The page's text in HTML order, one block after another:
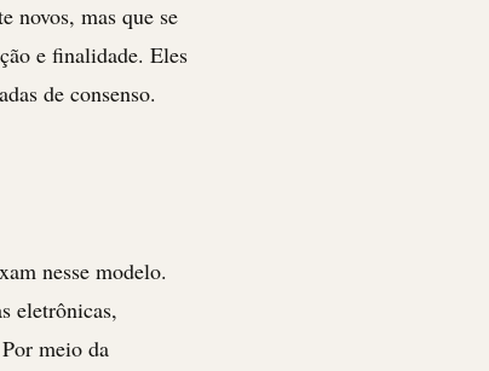
novos, mas que se
e finalidade. Eles
de consenso.
nesse modelo.
eletrônicas,
meio da